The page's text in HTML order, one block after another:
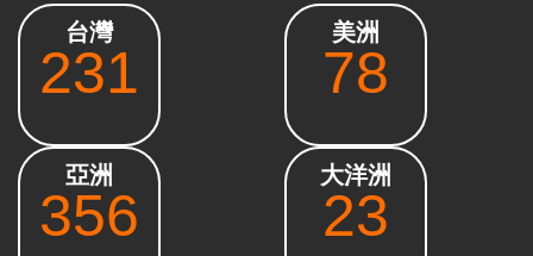
友好連結
搜尋
SELECT LANGUAGE
會員登入
台灣
231
美洲
78
亞洲
356
大洋洲
23